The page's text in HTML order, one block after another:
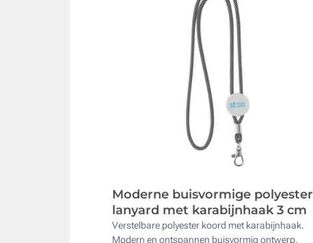
Moderne buisvormige polyester
lanyard met karabijnhaak 3 cm
Verstelbare polyester koord met karabijnhaak.
Modern en ontspannen buisvormig ontwerp.